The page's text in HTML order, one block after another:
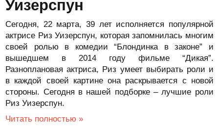
Уизерспун
Сегодня, 22 марта, 39 лет исполняется популярной
актрисе Риз Уизерспун, которая запомнилась многим
своей ролью в комедии “Блондинка в законе” и
вышедшем в 2014 году фильме “Дикая”.
Разноплановая актриса, Риз умеет выбирать роли и
в каждой своей картине она раскрывается с новой
стороны. Сегодня в нашей подборке – лучшие роли
Риз Уизерспун.
Читать полностью »